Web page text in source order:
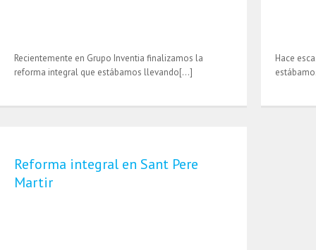
Recientemente en Grupo Inventia finalizamos la
reforma integral que estábamos llevando[…]
Hace
Reforma integral en Sant Pere
Martir